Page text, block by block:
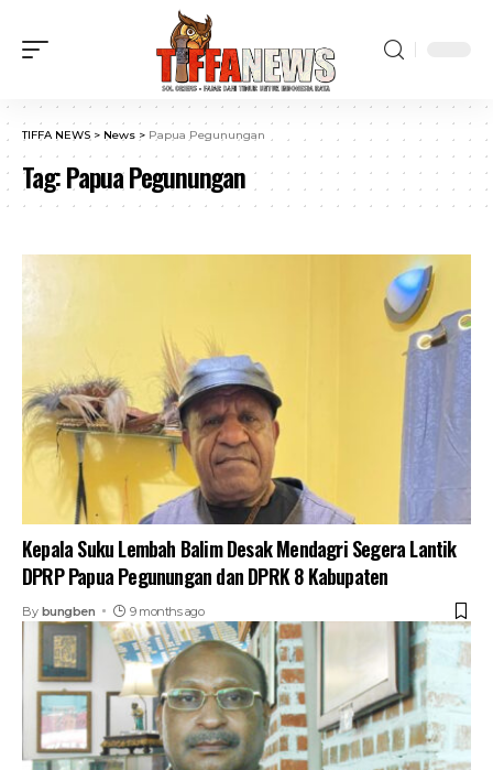
TIFFA NEWS > News > Papua Pegunungan
Tag:Papua Pegunungan
Kepala Suku Lembah Balim Desak Mendagri Segera Lantik
DPRP Papua Pegunungan dan DPRK 8 Kabupaten
By bungben 9 months ago